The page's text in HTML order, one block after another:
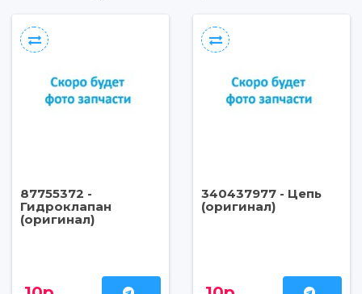
87755372 -
Гидроклапан
(оригинал)
340437977 - Цепь
(оригинал)